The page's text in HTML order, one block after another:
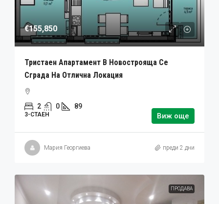
€155,850
Тристаен Апартамент В Новострояща Се
Сграда На Отлична Локация
2 0 89
3-СТАЕН Виж още
Мария Георгиева преди 2 дни
ПРОДАВА